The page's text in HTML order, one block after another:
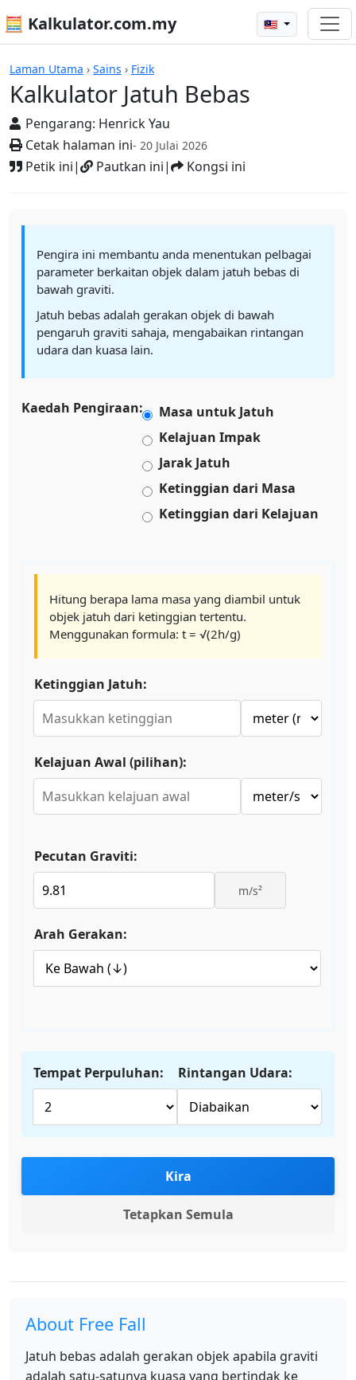
🧮 Kalkulator.com.my 🇲🇾
Laman Utama › Sains › Fizik
Kalkulator Jatuh Bebas
Pengarang: Henrick Yau
Cetak halaman ini- 20 Julai 2026
Petik ini| Pautkan ini| Kongsi ini
Kalkulator
Pengira ini membantu anda menentukan pelbagai
parameter berkaitan objek dalam jatuh bebas di
bawah graviti.
Jatuh bebas adalah gerakan objek di bawah
pengaruh graviti sahaja, mengabaikan rintangan
udara dan kuasa lain.
Kaedah Pengiraan:
Masa untuk Jatuh
Kelajuan Impak
Jarak Jatuh
Ketinggian dari Masa
Ketinggian dari Kelajuan
Hitung berapa lama masa yang diambil untuk
objek jatuh dari ketinggian tertentu.
Menggunakan formula: t = √(2h/g)
Ketinggian Jatuh:
Kelajuan Awal (pilihan):
Pecutan Graviti:
m/s²
Arah Gerakan:
Tempat Perpuluhan: Rintangan Udara:
Kira
Tetapkan Semula
About Free Fall
Jatuh bebas adalah gerakan objek apabila graviti
adalah satu-satunya kuasa yang bertindak ke